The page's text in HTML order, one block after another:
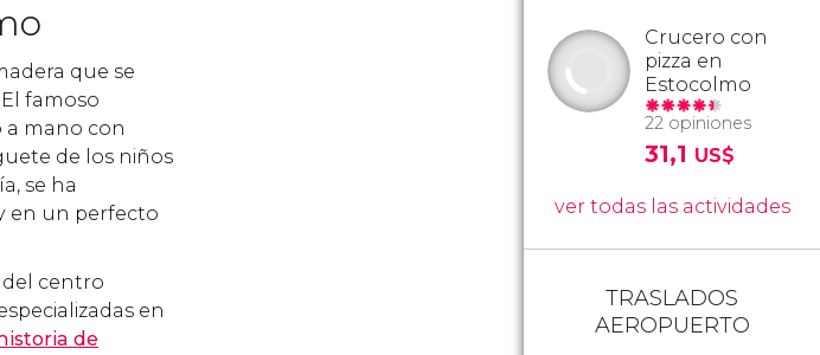
que se
famoso
a mano con
de los niños
se ha
en un perfecto
del centro
en
historia de
Crucero con
pizza en
Estocolmo
22 opiniones
31,1 US$
ver todas las actividades
TRASLADOS
AEROPUERTO